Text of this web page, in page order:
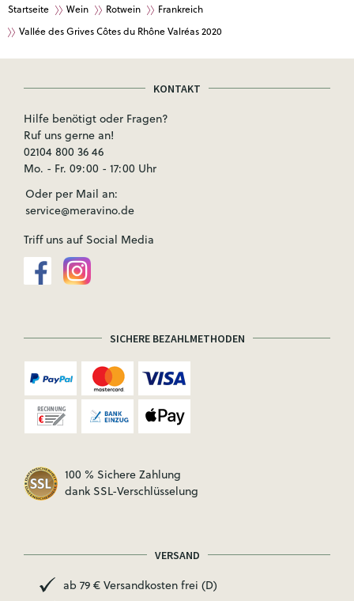
Startseite Wein Rotwein
Frankreich
Vallée des Grives Côtes du Rhône Valréas 2020
KONTAKT
Hilfe benötigt oder Fragen?
Ruf uns gerne an!
02104 800 36 46
Mo. - Fr. 09:00 - 17:00 Uhr
Oder per Mail an:
service@meravino.de
Triff uns auf Social Media
SICHERE BEZAHLMETHODEN
100 % Sichere Zahlung
dank SSL-Verschlüsselung
VERSAND
ab 79 € Versandkosten frei (D)